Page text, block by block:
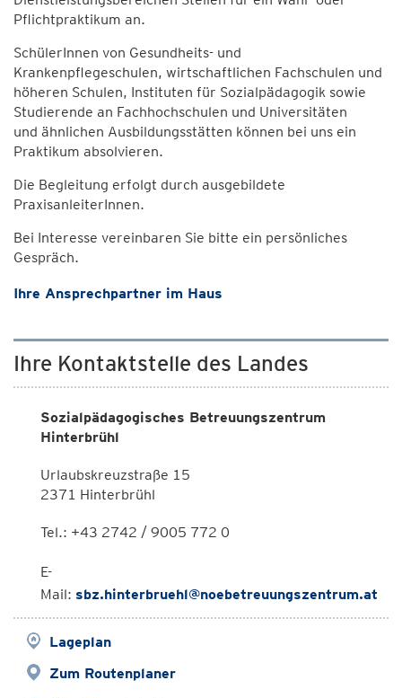
Pflichtpraktikum an.
SchülerInnen von Gesundheits- und
Krankenpflegeschulen, wirtschaftlichen Fachschulen und
höheren Schulen, Instituten für Sozialpädagogik sowie
Studierende an Fachhochschulen und Universitäten
und ähnlichen Ausbildungsstätten können bei uns ein
Praktikum absolvieren.
Die Begleitung erfolgt durch ausgebildete
PraxisanleiterInnen.
Bei Interesse vereinbaren Sie bitte ein persönliches
Gespräch.
Ihre Ansprechpartner im Haus
Ihre Kontaktstelle des Landes
Sozialpädagogisches Betreuungszentrum
Hinterbrühl
Urlaubskreuzstraße 15
2371 Hinterbrühl
Tel.: +43 2742 / 9005 772 0
E-
Mail: sbz.hinterbruehl@noebetreuungszentrum.at
Lageplan
Zum Routenplaner